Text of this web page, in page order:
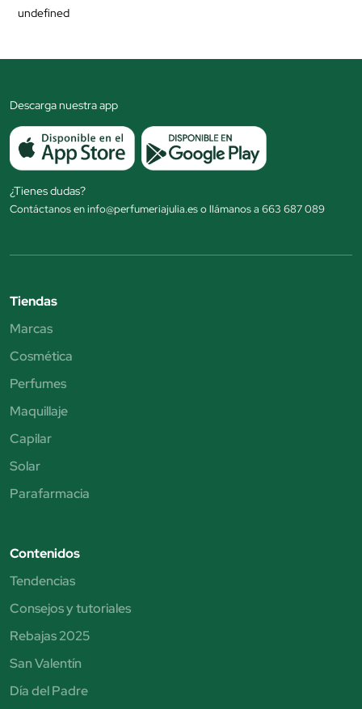
undefined
Descarga nuestra app
¿Tienes dudas?
Contáctanos en info@perfumeriajulia.es o llámanos a 663 687 089
Tiendas
Marcas
Cosmética
Perfumes
Maquillaje
Capilar
Solar
Parafarmacia
Contenidos
Tendencias
Consejos y tutoriales
Rebajas 2025
San Valentín
Día del Padre